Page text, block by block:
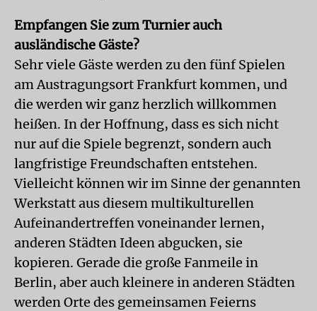
Empfangen Sie zum Turnier auch
ausländische Gäste?
Sehr viele Gäste werden zu den fünf Spielen
am Austragungsort Frankfurt kommen, und
die werden wir ganz herzlich willkommen
heißen. In der Hoffnung, dass es sich nicht
nur auf die Spiele begrenzt, sondern auch
langfristige Freundschaften entstehen.
Vielleicht können wir im Sinne der genannten
Werkstatt aus diesem multikulturellen
Aufeinandertreffen voneinander lernen,
anderen Städten Ideen abgucken, sie
kopieren. Gerade die große Fanmeile in
Berlin, aber auch kleinere in anderen Städten
werden Orte des gemeinsamen Feierns